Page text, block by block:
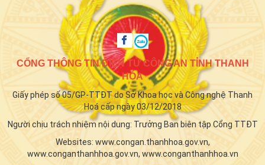
CỔNG THÔNG TIN ĐIỆN TỬ CÔNG AN TỈNH THANH
HÓA
Giấy phép số 05/GP-TTĐT do Sở Khoa học và Công nghệ Thanh
Hoá cấp ngày 03/12/2018
Người chịu trách nhiệm nội dung: Trưởng Ban biên tập Cổng TTĐT
Websites: www.congan.thanhhoa.gov.vn,
www.conganthanhhoa.gov.vn, www.conganthanhhoa.vn